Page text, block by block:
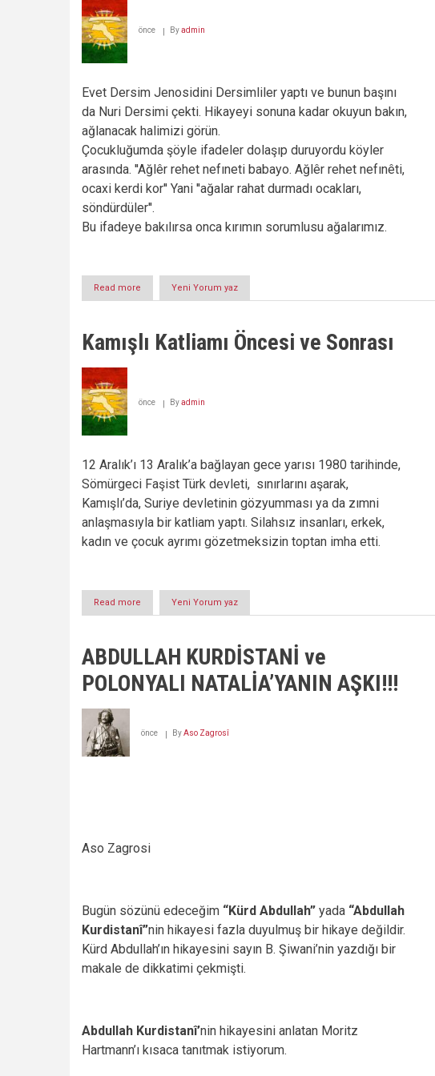
önce Byadmin
Evet Dersim Jenosidini Dersimliler yaptı ve bunun başını
da Nuri Dersimi çekti. Hikayeyi sonuna kadar okuyun bakın,
ağlanacak halimizi görün.
Çocukluğumda şöyle ifadeler dolaşıp duruyordu köyler
arasında. ''Ağlêr rehet nefıneti babayo. Ağlêr rehet nefınêti,
ocaxi kerdi kor'' Yani ''ağalar rahat durmadı ocakları,
söndürdüler''.
Bu ifadeye bakılırsa onca kırımın sorumlusu ağalarımız.
Read more
DERSİM
YAPTI!
Yeni Yorum yaz
Kamışlı Katliamı Öncesi ve Sonrası
önce Byadmin
12 Aralık’ı 13 Aralık’a bağlayan gece yarısı 1980 tarihinde,
Sömürgeci Faşist Türk devleti, sınırlarını aşarak,
Kamışlı’da, Suriye devletinin gözyumması ya da zımni
anlaşmasıyla bir katliam yaptı. Silahsız insanları, erkek,
kadın ve çocuk ayrımı gözetmeksizin toptan imha etti.
Read more
Kamışlı
Yeni Yorum yaz
ABDULLAH KURDİSTANİ ve
POLONYALI NATALİA’YANIN AŞKI!!!
önce ByAso Zagrosî
Aso Zagrosi
Bugün sözünü edeceğim “Kürd Abdullah” yada “Abdullah
Kurdistanî”nin hikayesi fazla duyulmuş bir hikaye değildir.
Kürd Abdullah’ın hikayesini sayın B. Şiwani’nin yazdığı bir
makale de dikkatimi çekmişti.
Abdullah Kurdistanî’nin hikayesini anlatan Moritz
Hartmann’ı kısaca tanıtmak istiyorum.